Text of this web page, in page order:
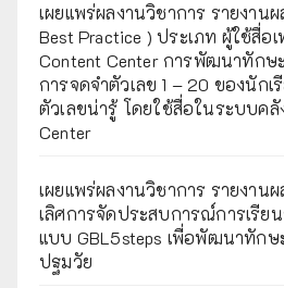
เผยแพร่ผลงานวิชาการ รายงาน
Best Practice ) ประเภท ผู้ใช้สื่อ
Content Center การพัฒนาทัก
การจดจำตัวเลข 1 – 20 ของนัก
ตัวเลขน่ารู้ โดยใช้สื่อในระบบคลั
Center
เผยแพร่ผลงานวิชาการ รายงาน
เลิศการจัดประสบการณ์การเรีย
แบบ GBL5steps เพื่อพัฒนาทักษ
ปฐมวัย